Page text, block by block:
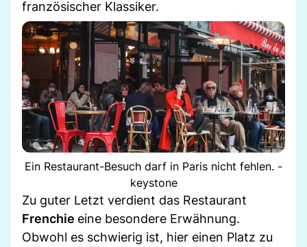
französischer Klassiker.
Ein Restaurant-Besuch darf in Paris nicht fehlen. -
keystone
Zu guter Letzt verdient das Restaurant
Frenchie eine besondere Erwähnung.
Obwohl es schwierig ist, hier einen Platz zu